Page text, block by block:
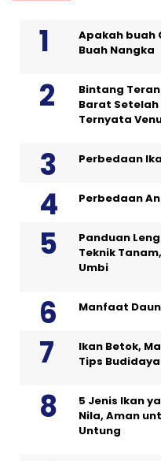
Apakah buah
Buah Nangka
Bintang
Barat
Ternyata
Perbedaan
Perbedaan
Panduan
Teknik
Umbi
Manfaat
Ikan Betok,
Tips Budidaya
5 Jenis Ikan
Nila, Aman
Untung